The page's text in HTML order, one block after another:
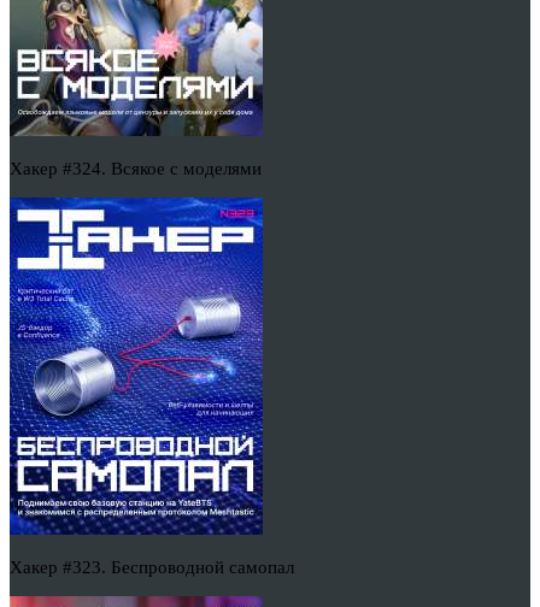
Хакер #324. Всякое с моделями
Хакер #323. Беспроводной самопал